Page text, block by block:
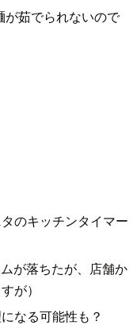
が茹でられないので
のキッチンタイマー
が落ちたが、店舗か
が）
なる可能性も？